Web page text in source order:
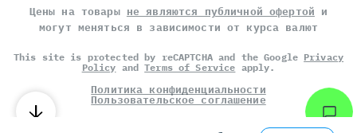
Цены на товары не являются публичной офертой и
могут меняться в зависимости от курса валют
This site is protected by reCAPTCHA and the Google Privacy
Policy andTerms of Service apply.
Политика конфиденциальности
Пользовательское соглашение